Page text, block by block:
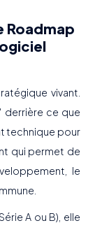
Roadmap
vivant.
derrière ce que
technique pour
qui permet de
le
A ou B), elle